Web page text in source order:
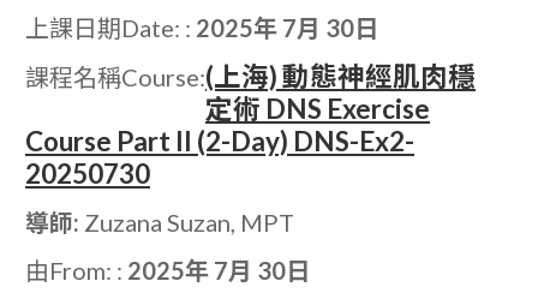
上課日期Date: : 2025年 7月 30日
課程名稱Course:(上海) 動態神經肌肉穩
定術 DNS Exercise
Course Part II (2-Day) DNS-Ex2-
20250730
導師: Zuzana Suzan, MPT
由From: : 2025年 7月 30日